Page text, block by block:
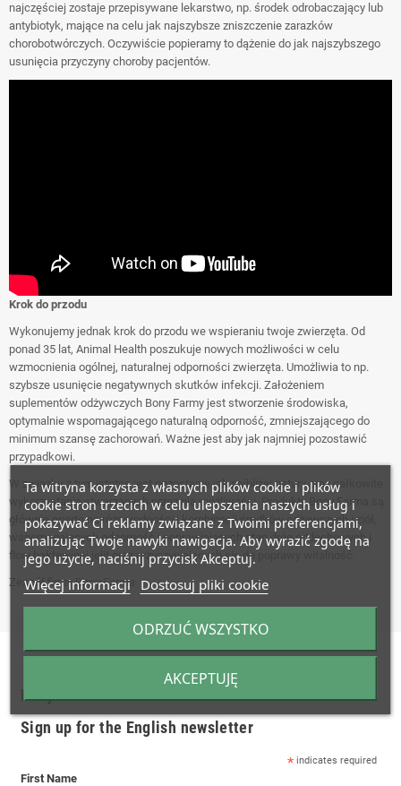
najczęściej zostaje przepisywane lekarstwo, np. środek odrobaczający lub
antybiotyk, mające na celu jak najszybsze zniszczenie zarazków
chorobotwórczych. Oczywiście popieramy to dążenie do jak najszybszego
usunięcia przyczyny choroby pacjentów.
Krok do przodu
Wykonujemy jednak krok do przodu we wspieraniu twoje zwierzęta. Od
ponad 35 lat, Animal Health poszukuje nowych możliwości w celu
wzmocnienia ogólnej, naturalnej odporności zwierzęta. Umożliwia to np.
szybsze usunięcie negatywnych skutków infekcji. Założeniem
suplementów odżywczych Bony Farmy jest stworzenie środowiska,
optymalnie wspomagającego naturalną odporność, zmniejszającego do
minimum szansę zachorowań. Ważne jest aby jak najmniej pozostawić
przypadkowi.
W związku z tym istotne jest pozostanie jak najbliżej natury oraz całkowite
wykorzystanie stwarzanych przez nią możliwości. Produkty Bony Farma są
głównie oparte na różnorodności i kombinacji środków odżywczych i ziół,
wspomagających odporność i poprawiających stan dróg oddechowych i
flory bakteryjnej jelit oraz przyczyniających się do poprawy witalność.
Zespół firmy Bony Farma
Bony Farma - Animal Health
Sign up for the English newsletter
* indicates required
First Name
Ta witryna korzysta z własnych plików cookie i plików
cookie stron trzecich w celu ulepszenia naszych usług i
pokazywać Ci reklamy związane z Twoimi preferencjami,
analizując Twoje nawyki nawigacja. Aby wyrazić zgodę na
jego użycie, naciśnij przycisk Akceptuj.
Więcej informacji Dostosuj pliki cookie
ODRZUĆ WSZYSTKO
AKCEPTUJĘ